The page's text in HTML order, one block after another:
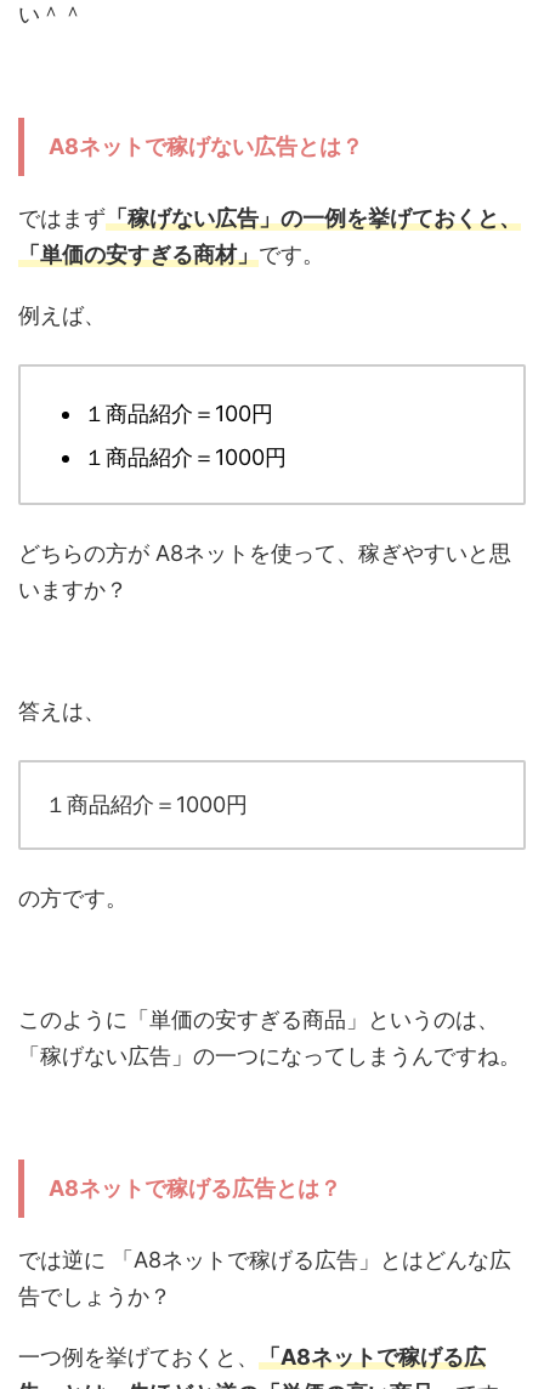
い＾＾
A8ネットで稼げない広告とは？
ではまず「稼げない広告」の一例を挙げておくと、
「単価の安すぎる商材」です。
例えば、
１商品紹介＝100円
１商品紹介＝1000円
どちらの方が A8ネットを使って、稼ぎやすいと思
いますか？
答えは、
１商品紹介＝1000円
の方です。
このように「単価の安すぎる商品」というのは、
「稼げない広告」の一つになってしまうんですね。
A8ネットで稼げる広告とは？
では逆に 「A8ネットで稼げる広告」とはどんな広
告でしょうか？
一つ例を挙げておくと、 「A8ネットで稼げる広